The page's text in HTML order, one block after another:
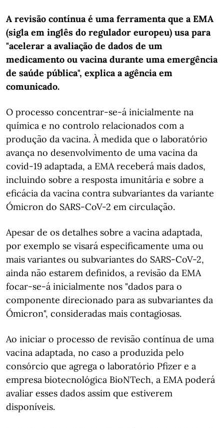
A revisão contínua é uma ferramenta que a EMA
(sigla em inglês do regulador europeu) usa para
"acelerar a avaliação de dados de um
medicamento ou vacina durante uma emergência
de saúde pública", explica a agência em
comunicado.
O processo concentrar-se-á inicialmente na
química e no controlo relacionados com a
produção da vacina. À medida que o laboratório
avança no desenvolvimento de uma vacina da
covid-19 adaptada, a EMA receberá mais dados,
incluindo sobre a resposta imunitária e sobre a
eficácia da vacina contra subvariantes da variante
Ómicron do SARS-CoV-2 em circulação.
Apesar de os detalhes sobre a vacina adaptada,
por exemplo se visará especificamente uma ou
mais variantes ou subvariantes do SARS-CoV-2,
ainda não estarem definidos, a revisão da EMA
focar-se-á inicialmente nos "dados para o
componente direcionado para as subvariantes da
Ómicron", consideradas mais contagiosas.
Ao iniciar o processo de revisão contínua de uma
vacina adaptada, no caso a produzida pelo
consórcio que agrega o laboratório Pfizer e a
empresa biotecnológica BioNTech, a EMA poderá
avaliar esses dados assim que estiverem
disponíveis.